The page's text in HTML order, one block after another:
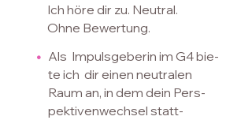
Ich höre dir zu. Neutral.
Ohne Bewertung.
• Als Impulsgeberin im G4 bie-
te ich dir einen neutralen
Raum an, in dem dein Pers-
pektivenwechsel statt-